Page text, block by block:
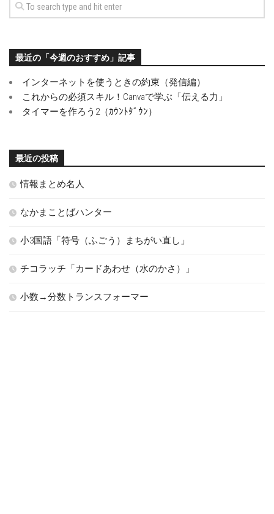
最近の「今週のおすすめ」記事
インターネットを使うときの約束（発信編）
これからの必須スキル！Canvaで学ぶ「伝える力」
タイマーを作ろう2（ｶｳﾝﾄﾀﾞｳﾝ）
最近の投稿
情報まとめ名人
なかまことばハンター
小3国語「符号（ふごう）まちがい直し」
チコラッチ「カードあわせ（水のかさ）」
小数→分数トランスフォーマー